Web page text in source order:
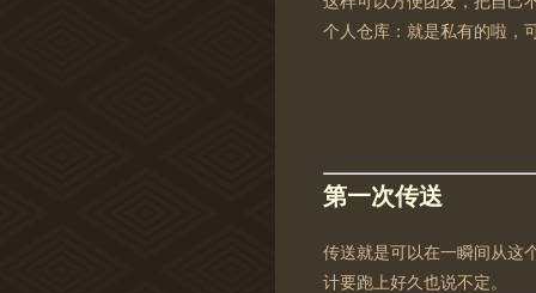
个人仓库：就是私有的啦，
第一次传送
传送就是可以在一瞬间从这
计要跑上好久也说不定。